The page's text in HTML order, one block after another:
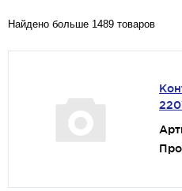
Найдено больше 1489 товаров